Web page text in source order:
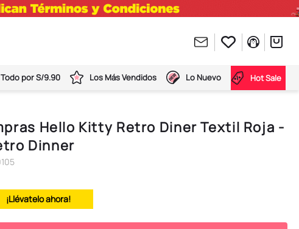
Todo por S/9.90 Los Más Vendidos Lo Nuevo Hot Sale
Hello Kitty Retro Diner Textil Roja -
Dinner
¡Llévatelo ahora!